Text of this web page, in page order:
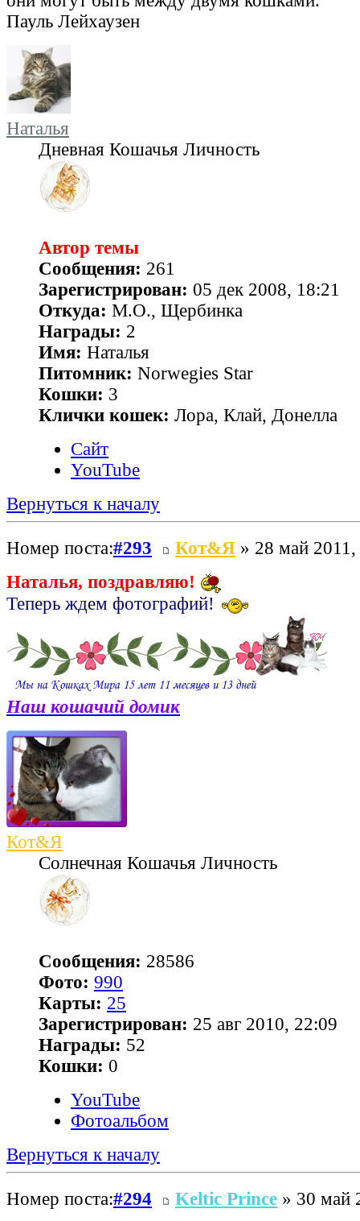
Пауль Лейхаузен
Наталья
Дневная Кошачья Личность
Автор темы
Сообщения: 261
Зарегистрирован: 05 дек 2008, 18:21
Откуда: М.О., Щербинка
Награды: 2
Имя: Наталья
Питомник: Norwegies Star
Кошки: 3
Клички кошек: Лора, Клай, Донелла
Сайт
YouTube
Вернуться к началу
Номер поста:#293 Кот&Я » 28 май
Наталья, поздравляю!
Теперь ждем фотографий!
Наш кошачий домик
Кот&Я
Солнечная Кошачья Личность
Сообщения: 28586
Фото: 990
Карты: 25
Зарегистрирован: 25 авг 2010, 22:09
Награды: 52
Кошки: 0
YouTube
Фотоальбом
Вернуться к началу
Номер поста:#294 Keltic Prince » 30 май